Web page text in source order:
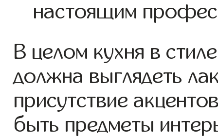
настоящим
В целом кухня в
должна выглядеть
присутствие
быть предметы